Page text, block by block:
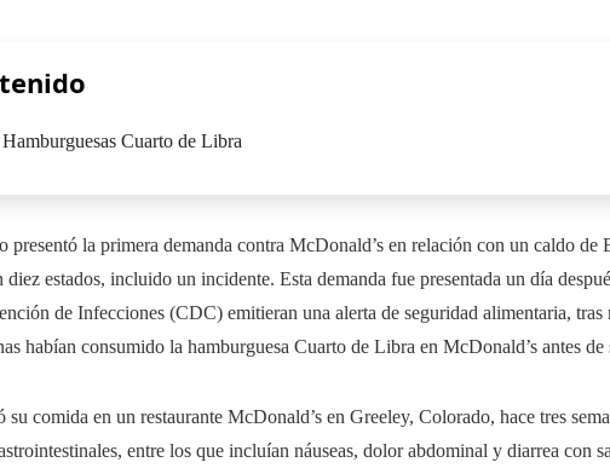
Cuarto de Libra
presentó la primera demanda contra McDonald’s en relación con un caldo de
diez estados, incluido un incidente. Esta demanda fue presentada un día
de Infecciones (CDC) emitieran una alerta de seguridad alimentaria,
habían consumido la hamburguesa Cuarto de Libra en McDonald’s antes de
comida en un restaurante McDonald’s en Greeley, Colorado, hace tres
entre los que incluían náuseas, dolor abdominal y diarrea con